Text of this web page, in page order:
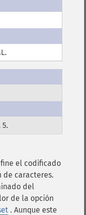
el codificado
de caracteres.
del
de la opción
. Aunque este